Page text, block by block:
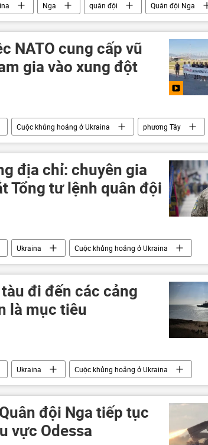
Nga quân đội
Quân đội Nga
lực lượng vũ trang Thế giới
NATO cung cấp vũ
gia vào xung đột
Cuộc khủng hoảng ở Ukraina
phương Tây
đặc biệt tại Ukraina Thế giới cuộc biểu tình
địa chỉ: chuyên gia
Tổng tư lệnh quân đội
Ukraina
Cuộc khủng hoảng ở Ukraina
tấn công Nga
Quân sự
xe tăng
đi đến các cảng
là mục tiêu
Ukraina
Cuộc khủng hoảng ở Ukraina
Thế giới xung đột
đội Nga tiếp tục
vực Odessa